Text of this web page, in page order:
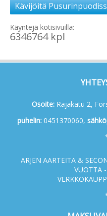
Kävijöitä
Käyntejä kotisivuilla:
6346764 kpl
Osoite:Rajakatu 2,
puhelin:0451370060, s
ARJEN AARTEITA &
VUOTTA